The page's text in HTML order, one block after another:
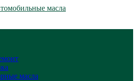
масла
масла